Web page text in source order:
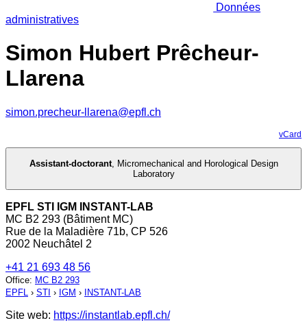
Données
administratives
Simon Hubert Prêcheur-
Llarena
simon.precheur-llarena@epfl.ch
vCard
Assistant-doctorant, Micromechanical and Horological Design
Laboratory
EPFL STI IGM INSTANT-LAB
MC B2 293 (Bâtiment MC)
Rue de la Maladière 71b, CP 526
2002 Neuchâtel 2
+41 21 693 48 56
Office: MC B2 293
EPFL › STI › IGM › INSTANT-LAB
Site web: https://instantlab.epfl.ch/